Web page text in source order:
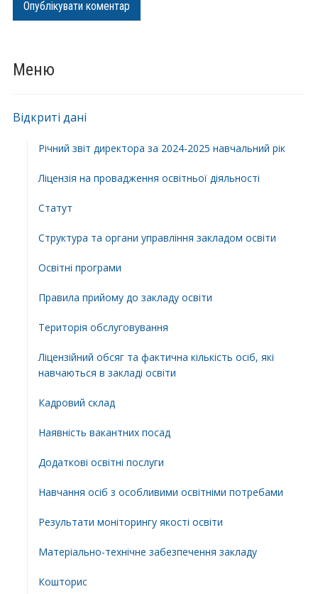
Меню
Відкриті дані
Річний звіт директора за 2024-2025 навчальний рік
Ліцензія на провадження освітньої діяльності
Статут
Структура та органи управління закладом освіти
Освiтнi програми
Правила прийому до закладу освіти
Територiя обслуговування
Ліцензійний обсяг та фактична кількість осіб, які
навчаються в закладі освіти
Кадровий склад
Наявність вакантних посад
Додатковi освiтнi послуги
Навчання осіб з особливими освітніми потребами
Результати моніторингу якості освіти
Матеріально-технічне забезпечення закладу
Кошторис